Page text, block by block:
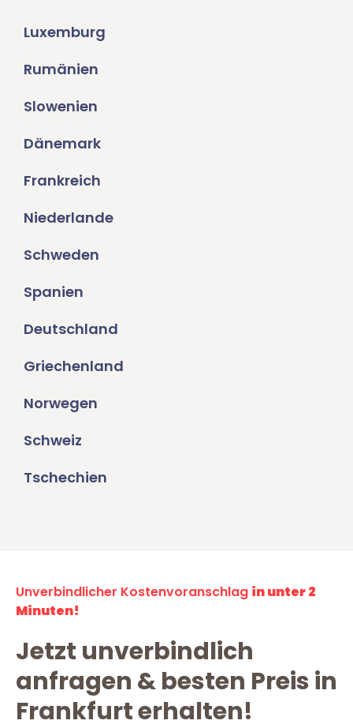
Luxemburg
Rumänien
Slowenien
Dänemark
Frankreich
Niederlande
Schweden
Spanien
Deutschland
Griechenland
Norwegen
Schweiz
Tschechien
Unverbindlicher Kostenvoranschlag in unter 2
Minuten!
Jetzt unverbindlich
anfragen & besten Preis in
Frankfurt erhalten!